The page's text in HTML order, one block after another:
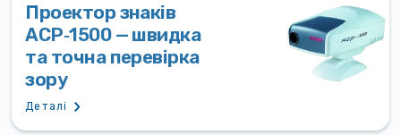
Проектор знаків
ACP‑1500 — швидка
та точна перевірка
зору
Деталі